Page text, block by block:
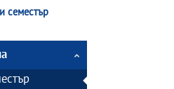
семестър